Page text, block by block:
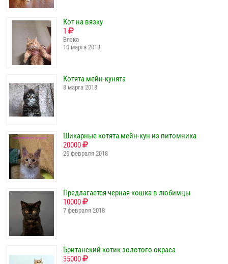
Кот на вязку
1
Вязка
10 марта 2018
Котята мейн-кунята
8 марта 2018
Шикарные котята мейн-кун из питомника
20000
26 февраля 2018
Предлагается черная кошка в любимцы
10000
7 февраля 2018
Британский котик золотого окраса
35000